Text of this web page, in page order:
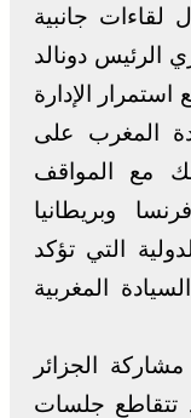
لقاءات جانبية
الرئيس دونالد
الإدارة
المغرب على
مع المواقف
وبريطانيا
التي تؤكد
المغربية
الجزائر
تتقاطع جلسات